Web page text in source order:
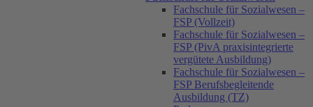
Fachschule für Sozialwesen –
FSP (Vollzeit)
Fachschule für Sozialwesen –
FSP (PivA praxisintegrierte
vergütete Ausbildung)
Fachschule für Sozialwesen –
FSP Berufsbegleitende
Ausbildung (TZ)